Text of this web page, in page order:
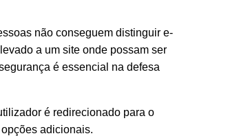
não conseguem distinguir e-
a um site onde possam ser
é essencial na defesa
é redirecionado para o
adicionais.